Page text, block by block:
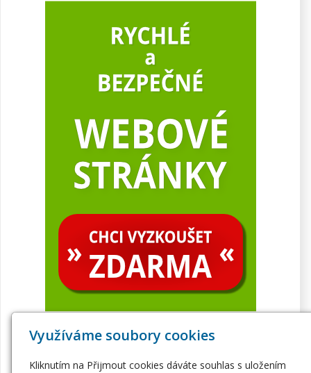
Využíváme soubory cookies
Kliknutím na Přijmout cookies dáváte souhlas s uložením